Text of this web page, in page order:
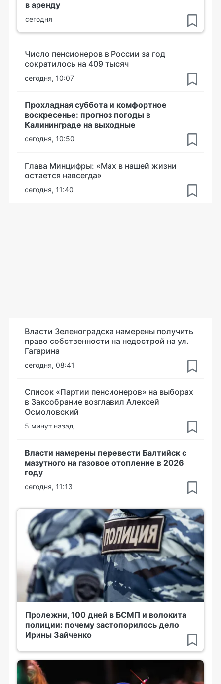
в аренду
сегодня
Число пенсионеров в России за год
сократилось на 409 тысяч
сегодня, 10:07
Прохладная суббота и комфортное
воскресенье: прогноз погоды в
Калининграде на выходные
сегодня, 10:50
Глава Минцифры: «Мах в нашей жизни
остается навсегда»
сегодня, 11:40
Власти Зеленоградска намерены получить
право собственности на недострой на ул.
Гагарина
сегодня, 08:41
Список «Партии пенсионеров» на выборах
в Заксобрание возглавил Алексей
Осмоловский
5 минут назад
Власти намерены перевести Балтийск с
мазутного на газовое отопление в 2026
году
сегодня, 11:13
Пролежни, 100 дней в БСМП и волокита
полиции: почему застопорилось дело
Ирины Зайченко